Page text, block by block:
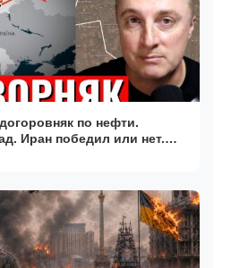
по нефти.
Иран победил или нет.